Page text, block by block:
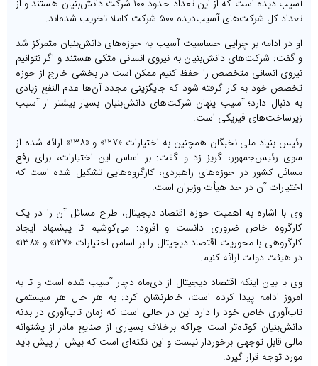
آسیب دیده است که از این تعداد حدود ۱۰۰ شرکت دانش‌بنیان هستند و از
تعداد کل شرکت‌های آسیب‌دیده ۵۰۰ شرکت کاملا تخریب شده‌اند.
او در ادامه بر چرایی حساسیت آسیب به حوزه‌های دانش‌بنیان متمرکز شد
و گفت: شرکت‌های دانش‌بنیان به نیروی انسانی متکی هستند و اگر نتوانیم
نیروی انسانی متخصص را حفظ کنیم ممکن است در بخشی خارج از حوزه
تخصص‌ خود به کار گرفته شود که جایگزینی مجدد آن‌ها عدم النفع زیادی
به دنبال دارد؛ آسیب پنهان شرکت‌های دانش‌بنیان بسیار بیشتر از آسیب
زیرساخت‌های فیزیکی است.
رئیس بنیاد ملی نخبگان همچنین به اختیارات «۱۲۷» و «۱۳۸» ارائه شده از
سوی رئیس‌جمهور، گریز زد و گفت: بر اساس این اختیارات، برای رفع
مسائل کشور در حوزه‌های راهبردی، کارگروه‌هایی تشکیل شده است که
اختیارات آن در حد هیأت وزیران است.
وی با اشاره به اهمیت حوزه اقتصاد دیجیتال، طرح مسائل آن را در یک
کارگروه خاص ضروری دانست و افزود: می‌کوشیم تا پیشنهاد ایجاد
کارگروهی با محوریت اقتصاد دیجیتال را بر اساس اختیارات «۱۲۷» و «۱۳۸»
در هیئت دولت ارائه کنیم.
وی با بیان اینکه اقتصاد دیجیتال از دی‌ماه دچار آسیب شده است و تا به
امروز ادامه پیدا کرده است، خاطرنشان کرد: به هر حال هر سیستمی
تاب‌آوری خاص خود را دارد این در حالی است که زمان تاب‌آوری در بدنه
دانش‌بنیان کوتاه‌تر است چراکه برخلاف بسیاری از صنایع مادر از پشتوانه
مالی قابل توجهی برخوردار نیست و این نکته‌ای است که بیش از پیش باید
مورد توجه قرار گیرد.